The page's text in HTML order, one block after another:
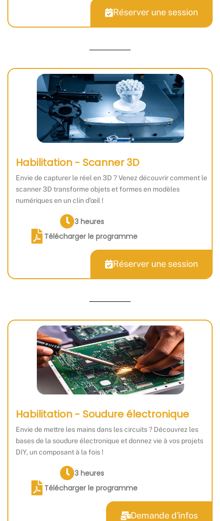
Réserver une session
Habilitation - Scanner 3D
Envie de capturer le réel en 3D ? Venez découvrir comment le
scanner 3D transforme objets et formes en modèles
numériques en un clin d’œil !
3 heures
Télécharger le programme
Réserver une session
Habilitation - Soudure électronique
Envie de mettre les mains dans les circuits ? Découvrez les
bases de la soudure électronique et donnez vie à vos projets
DIY, un composant à la fois !
3 heures
Télécharger le programme
Demande d'infos